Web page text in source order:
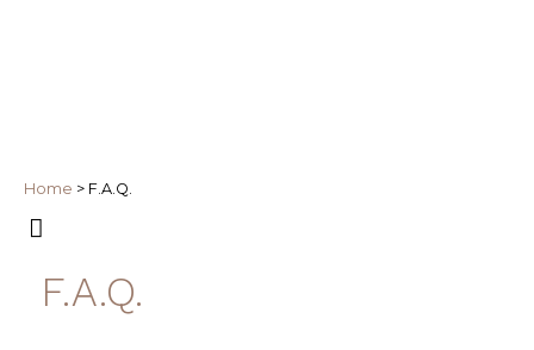
Home > F.A.Q.
F.A.Q.